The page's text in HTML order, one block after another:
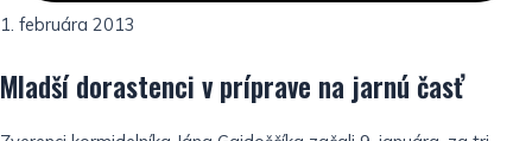
1. februára 2013
Mladší dorastenci v príprave na jarnú časť